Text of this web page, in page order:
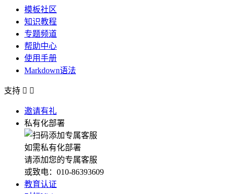
模板社区
知识教程
专题频道
帮助中心
使用手册
Markdown语法
支持  
邀请有礼
私有化部署
如需私有化部署
请添加您的专属客服
或致电：010-86393609
教育认证